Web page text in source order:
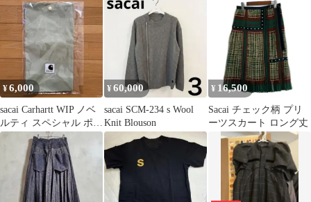
¥6,000
sacai Carhartt WIP ノベ
ルティ スペシャル ポー
チ
¥60,000
sacai SCM-234 s Wool
Knit Blouson
¥ 16,500
Sacai チェック柄 プリ
ーツスカート ロング丈